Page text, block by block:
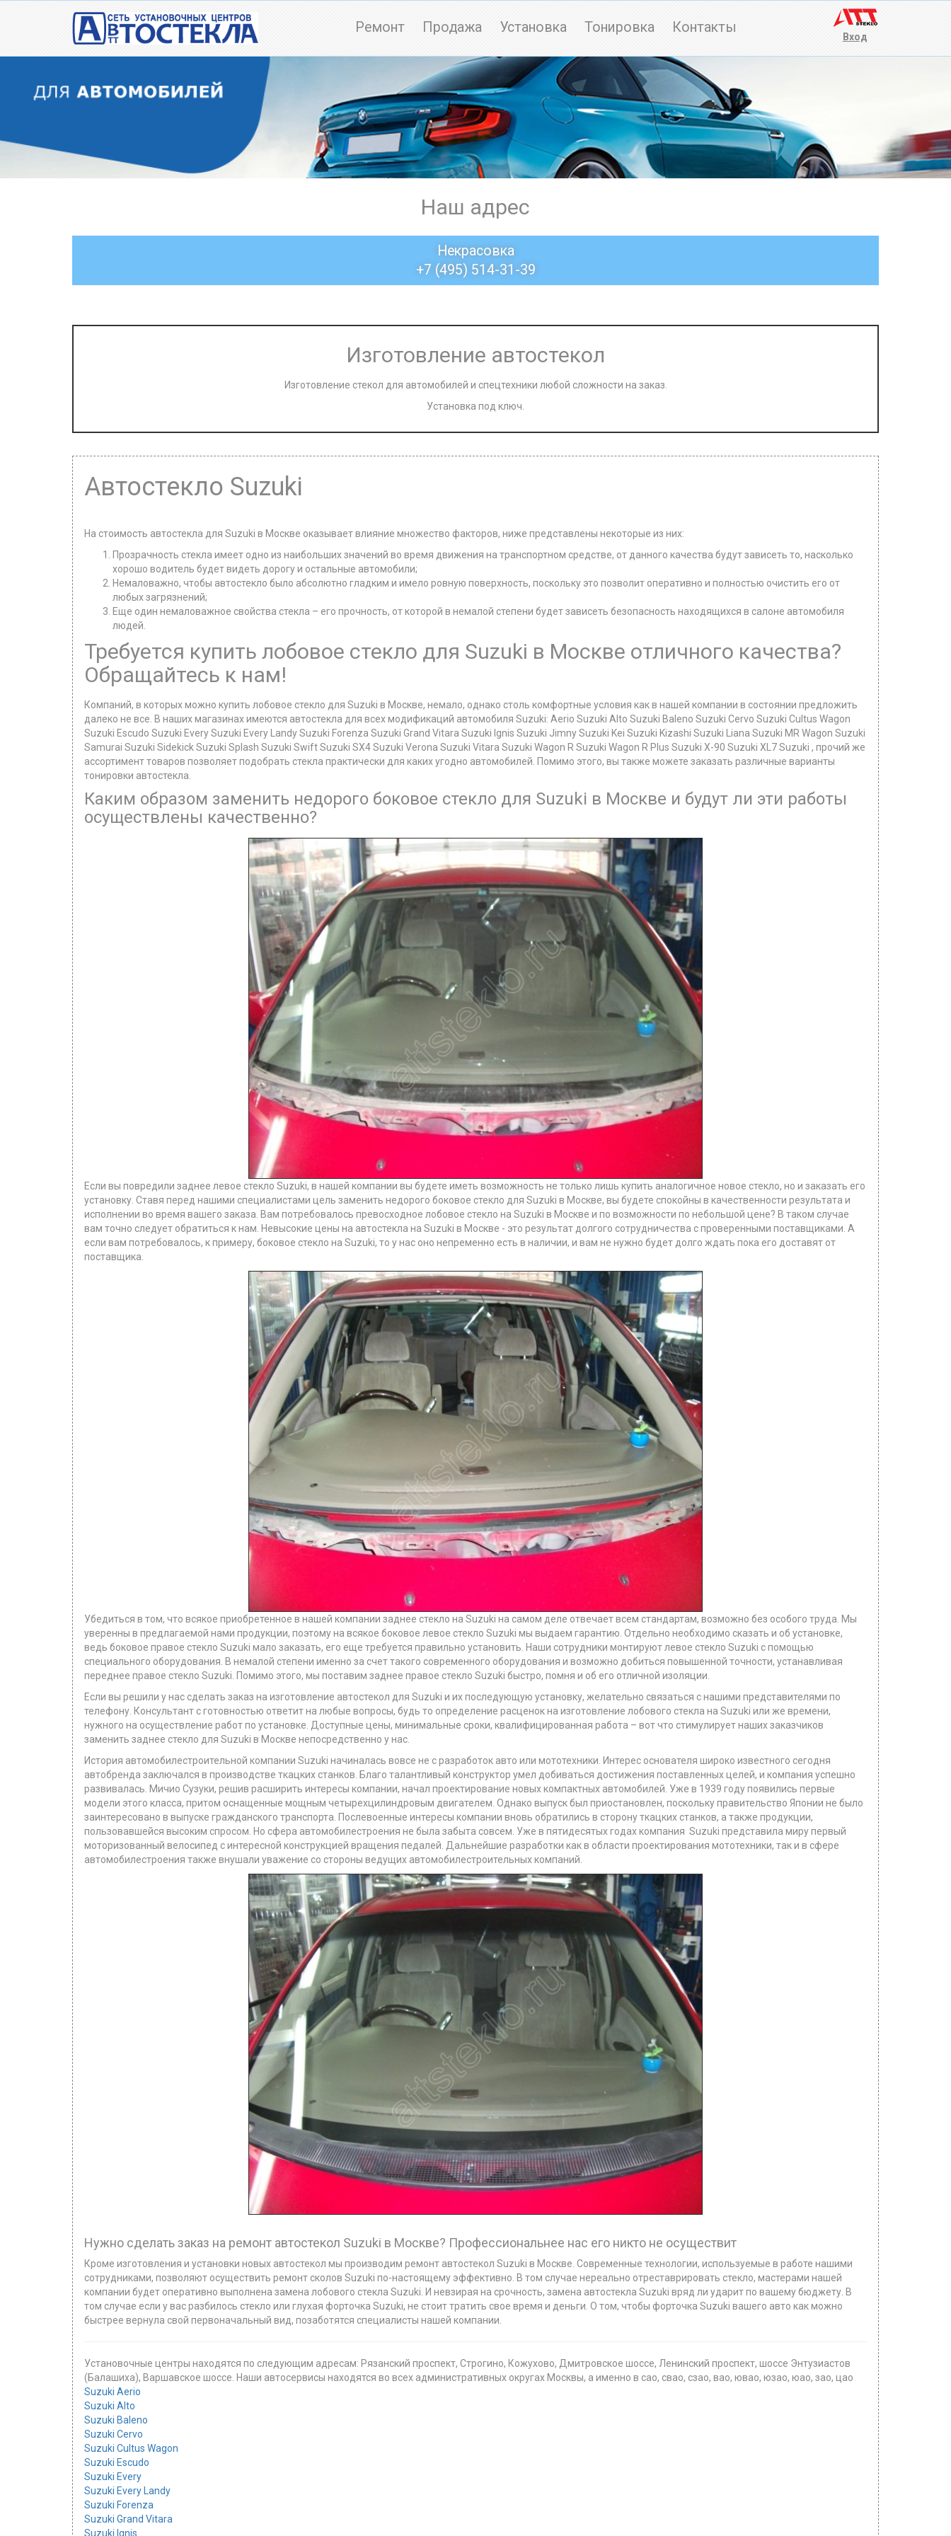
Вход
Ремонт Продажа Установка Тонировка Контакты
Наш адрес
Некрасовка
+7 (495) 514-31-39
Изготовление автостекол
Изготовление стекол для автомобилей и спецтехники любой сложности на заказ.
Установка под ключ.
Автостекло Suzuki
На стоимость автостекла для Suzuki в Москве оказывает влияние множество факторов, ниже представлены некоторые из них:
Прозрачность стекла имеет одно из наибольших значений во время движения на транспортном средстве, от данного качества будут зависеть то, насколько
хорошо водитель будет видеть дорогу и остальные автомобили;
Немаловажно, чтобы автостекло было абсолютно гладким и имело ровную поверхность, поскольку это позволит оперативно и полностью очистить его от
любых загрязнений;
Еще один немаловажное свойства стекла – его прочность, от которой в немалой степени будет зависеть безопасность находящихся в салоне автомобиля
людей.
Требуется купить лобовое стекло для Suzuki в Москве отличного качества?
Обращайтесь к нам!
Компаний, в которых можно купить лобовое стекло для Suzuki в Москве, немало, однако столь комфортные условия как в нашей компании в состоянии предложить
далеко не все. В наших магазинах имеются автостекла для всех модификаций автомобиля Suzuki: Aerio Suzuki Alto Suzuki Baleno Suzuki Cervo Suzuki Cultus Wagon
Suzuki Escudo Suzuki Every Suzuki Every Landy Suzuki Forenza Suzuki Grand Vitara Suzuki Ignis Suzuki Jimny Suzuki Kei Suzuki Kizashi Suzuki Liana Suzuki MR Wagon Suzuki
Samurai Suzuki Sidekick Suzuki Splash Suzuki Swift Suzuki SX4 Suzuki Verona Suzuki Vitara Suzuki Wagon R Suzuki Wagon R Plus Suzuki X-90 Suzuki XL7 Suzuki , прочий же
ассортимент товаров позволяет подобрать стекла практически для каких угодно автомобилей. Помимо этого, вы также можете заказать различные варианты
тонировки автостекла.
Каким образом заменить недорого боковое стекло для Suzuki в Москве и будут ли эти работы
осуществлены качественно?
Если вы повредили заднее левое стекло Suzuki, в нашей компании вы будете иметь возможность не только лишь купить аналогичное новое стекло, но и заказать его
установку. Ставя перед нашими специалистами цель заменить недорого боковое стекло для Suzuki в Москве, вы будете спокойны в качественности результата и
исполнении во время вашего заказа. Вам потребовалось превосходное лобовое стекло на Suzuki в Москве и по возможности по небольшой цене? В таком случае
вам точно следует обратиться к нам. Невысокие цены на автостекла на Suzuki в Москве - это результат долгого сотрудничества с проверенными поставщиками. А
если вам потребовалось, к примеру, боковое стекло на Suzuki, то у нас оно непременно есть в наличии, и вам не нужно будет долго ждать пока его доставят от
поставщика.
Убедиться в том, что всякое приобретенное в нашей компании заднее стекло на Suzuki на самом деле отвечает всем стандартам, возможно без особого труда. Мы
уверенны в предлагаемой нами продукции, поэтому на всякое боковое левое стекло Suzuki мы выдаем гарантию. Отдельно необходимо сказать и об установке,
ведь боковое правое стекло Suzuki мало заказать, его еще требуется правильно установить. Наши сотрудники монтируют левое стекло Suzuki с помощью
специального оборудования. В немалой степени именно за счет такого современного оборудования и возможно добиться повышенной точности, устанавливая
переднее правое стекло Suzuki. Помимо этого, мы поставим заднее правое стекло Suzuki быстро, помня и об его отличной изоляции.
Если вы решили у нас сделать заказ на изготовление автостекол для Suzuki и их последующую установку, желательно связаться с нашими представителями по
телефону. Консультант с готовностью ответит на любые вопросы, будь то определение расценок на изготовление лобового стекла на Suzuki или же времени,
нужного на осуществление работ по установке. Доступные цены, минимальные сроки, квалифицированная работа – вот что стимулирует наших заказчиков
заменить заднее стекло для Suzuki в Москве непосредственно у нас.
История автомобилестроительной компании Suzuki начиналась вовсе не с разработок авто или мототехники. Интерес основателя широко известного сегодня
автобренда заключался в производстве ткацких станков. Благо талантливый конструктор умел добиваться достижения поставленных целей, и компания успешно
развивалась. Мичио Сузуки, решив расширить интересы компании, начал проектирование новых компактных автомобилей. Уже в 1939 году появились первые
модели этого класса, притом оснащенные мощным четырехцилиндровым двигателем. Однако выпуск был приостановлен, поскольку правительство Японии не было
заинтересовано в выпуске гражданского транспорта. Послевоенные интересы компании вновь обратились в сторону ткацких станков, а также продукции,
пользовавшейся высоким спросом. Но сфера автомобилестроения не была забыта совсем. Уже в пятидесятых годах компания Suzuki представила миру первый
моторизованный велосипед с интересной конструкцией вращения педалей. Дальнейшие разработки как в области проектирования мототехники, так и в сфере
автомобилестроения также внушали уважение со стороны ведущих автомобилестроительных компаний.
Нужно сделать заказ на ремонт автостекол Suzuki в Москве? Профессиональнее нас его никто не осуществит
Кроме изготовления и установки новых автостекол мы производим ремонт автостекол Suzuki в Москве. Современные технологии, используемые в работе нашими
сотрудниками, позволяют осуществить ремонт сколов Suzuki по-настоящему эффективно. В том случае нереально отреставрировать стекло, мастерами нашей
компании будет оперативно выполнена замена лобового стекла Suzuki. И невзирая на срочность, замена автостекла Suzuki вряд ли ударит по вашему бюджету. В
том случае если у вас разбилось стекло или глухая форточка Suzuki, не стоит тратить свое время и деньги. О том, чтобы форточка Suzuki вашего авто как можно
быстрее вернула свой первоначальный вид, позаботятся специалисты нашей компании.
Установочные центры находятся по следующим адресам: Рязанский проспект, Строгино, Кожухово, Дмитровское шоссе, Ленинский проспект, шоссе Энтузиастов
(Балашиха), Варшавское шоссе. Наши автосервисы находятся во всех административных округах Москвы, а именно в сао, свао, сзао, вао, ювао, юзао, юао, зао, цао
Suzuki Aerio
Suzuki Alto
Suzuki Baleno
Suzuki Cervo
Suzuki Cultus Wagon
Suzuki Escudo
Suzuki Every
Suzuki Every Landy
Suzuki Forenza
Suzuki Grand Vitara
Suzuki Ignis